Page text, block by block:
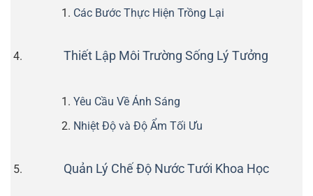
Các Bước Thực Hiện Trồng Lại
Thiết Lập Môi Trường Sống Lý Tưởng
Yêu Cầu Về Ánh Sáng
Nhiệt Độ và Độ Ẩm Tối Ưu
Quản Lý Chế Độ Nước Tưới Khoa Học